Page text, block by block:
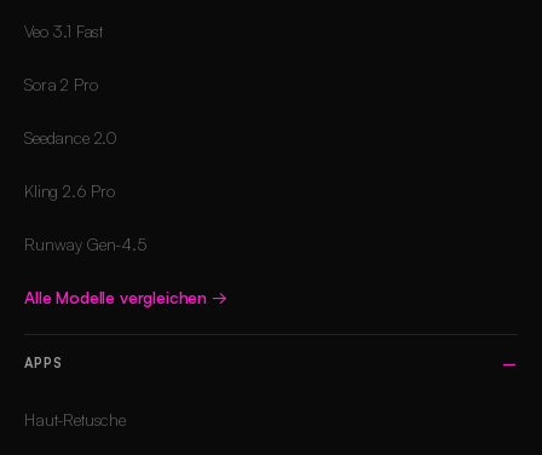
Veo 3.1 Fast
Sora 2 Pro
Seedance 2.0
Kling 2.6 Pro
Runway Gen-4.5
Alle Modelle vergleichen →
APPS
Haut-Retusche